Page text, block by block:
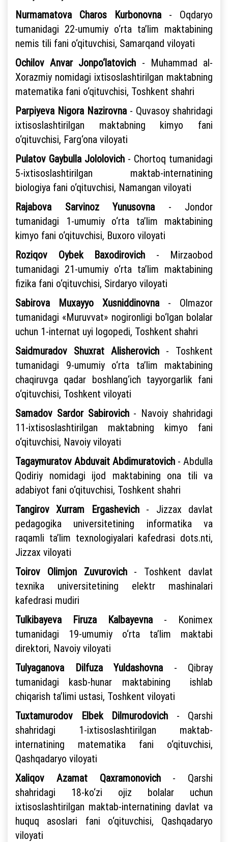
Nurmamatova Charos Kurbonovna- Oqdaryo
tumanidagi 22-umumiy o‘rta ta’lim maktabining
nemis tili fani o‘qituvchisi, Samarqand viloyati
Ochilov Anvar Jonpo‘latovich - Muhammad al-
Xorazmiy nomidagi ixtisoslashtirilgan maktabning
matematika fani o‘qituvchisi, Toshkent shahri
Parpiyeva Nigora Nazirovna- Quvasoy shahridagi
ixtisoslashtirilgan maktabning kimyo fani
o‘qituvchisi, Farg‘ona viloyati
Pulatov Gaybulla Jololovich - Chortoq tumanidagi
5-ixtisoslashtirilgan maktab-internatining
biologiya fani o‘qituvchisi, Namangan viloyati
Rajabova Sarvinoz Yunusovna- Jondor
tumanidagi 1-umumiy o‘rta ta’lim maktabining
kimyo fani o‘qituvchisi, Buxoro viloyati
Roziqov Oybek Baxodirovich - Mirzaobod
tumanidagi 21-umumiy o‘rta ta’lim maktabining
fizika fani o‘qituvchisi, Sirdaryo viloyati
Sabirova Muxayyo Xusniddinovna- Olmazor
tumanidagi «Muruvvat» nogironligi bo‘lgan bolalar
uchun 1-internat uyi logopedi, Toshkent shahri
Saidmuradov Shuxrat Alisherovich - Toshkent
tumanidagi 9-umumiy o‘rta ta’lim maktabining
chaqiruvga qadar boshlang‘ich tayyorgarlik fani
o‘qituvchisi, Toshkent viloyati
Samadov Sardor Sabirovich- Navoiy shahridagi
11-ixtisoslashtirilgan maktabning kimyo fani
o‘qituvchisi, Navoiy viloyati
Tagaymuratov Abduvait Abdimuratovich - Abdulla
Qodiriy nomidagi ijod maktabining ona tili va
adabiyot fani o‘qituvchisi, Toshkent shahri
Tangirov Xurram Ergashevich- Jizzax davlat
pedagogika universitetining informatika va
raqamli ta’lim texnologiyalari kafedrasi dots.nti,
Jizzax viloyati
Toirov Olimjon Zuvurovich- Toshkent davlat
texnika universitetining elektr mashinalari
kafedrasi mudiri
Tulkibayeva Firuza Kalbayevna- Konimex
tumanidagi 19-umumiy o‘rta ta’lim maktabi
direktori, Navoiy viloyati
Tulyaganova Dilfuza Yuldashovna- Qibray
tumanidagi kasb-hunar maktabining ishlab
chiqarish ta’limi ustasi, Toshkent viloyati
Tuxtamurodov Elbek Dilmurodovich - Qarshi
shahridagi 1-ixtisoslashtirilgan maktab-
internatining matematika fani o‘qituvchisi,
Qashqadaryo viloyati
Xaliqov Azamat Qaxramonovich- Qarshi
shahridagi 18-ko‘zi ojiz bolalar uchun
ixtisoslashtirilgan maktab-internatining davlat va
huquq asoslari fani o‘qituvchisi, Qashqadaryo
viloyati